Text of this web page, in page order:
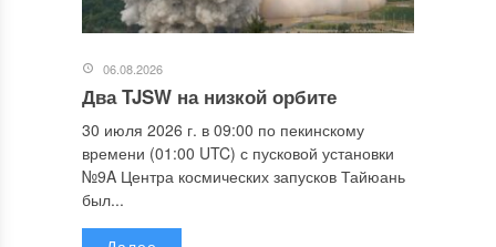
06.08.2026
Два TJSW на низкой орбите
30 июля 2026 г. в 09:00 по пекинскому
времени (01:00 UTC) с пусковой установки
№9A Центра космических запусков Тайюань
был...